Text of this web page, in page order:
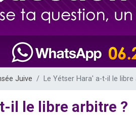
Nathaniel vient de donner son Maasser
6 personnes viennent de faire un don
3 personnes viennent de nous rejoindre
Juive Le Yétser Hara' a-t-il le libre
il le libre arbitre ?